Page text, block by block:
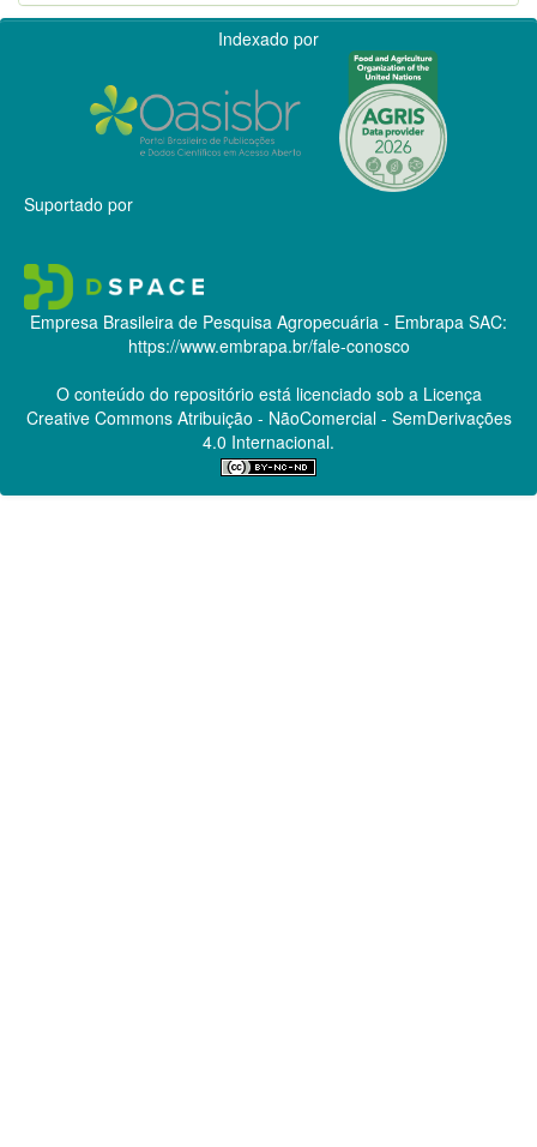
Indexado por
Suportado por
Empresa Brasileira de Pesquisa Agropecuária - Embrapa SAC:
https://www.embrapa.br/fale-conosco
O conteúdo do repositório está licenciado sob a Licença
Creative CommonsAtribuição - NãoComercial - SemDerivações
4.0 Internacional.